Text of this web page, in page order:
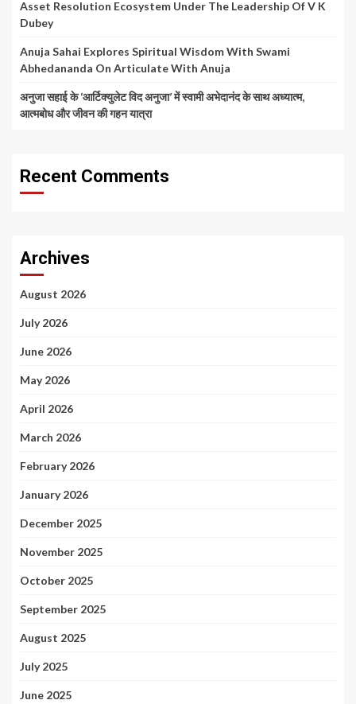
Asset Resolution Ecosystem Under The Leadership Of V K
Dubey
Anuja Sahai Explores Spiritual Wisdom With Swami
Abhedananda On Articulate With Anuja
अनुजा सहाई के ‘आर्टिक्युलेट विद अनुजा’ में स्वामी अभेदानंद के साथ अध्यात्म,
आत्मबोध और जीवन की गहन यात्रा
Recent Comments
Archives
August 2026
July 2026
June 2026
May 2026
April 2026
March 2026
February 2026
January 2026
December 2025
November 2025
October 2025
September 2025
August 2025
July 2025
June 2025